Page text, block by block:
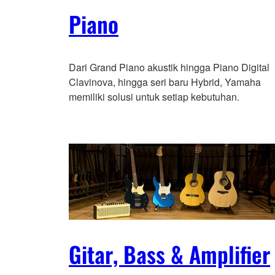
Piano
Dari Grand Piano akustik hingga Piano Digital
Clavinova, hingga seri baru Hybrid, Yamaha
memiliki solusi untuk setiap kebutuhan.
Gitar, Bass & Amplifier